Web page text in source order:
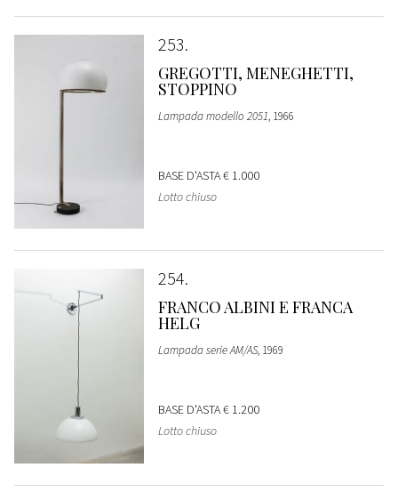
253
GREGOTTI, MENEGHETTI,
STOPPINO
Lampada modello 2051, 1966
BASE D'ASTA€ 1.000
Lotto chiuso
254
FRANCO ALBINI E FRANCA
HELG
Lampada serie AM/AS, 1969
BASE D'ASTA€ 1.200
Lotto chiuso